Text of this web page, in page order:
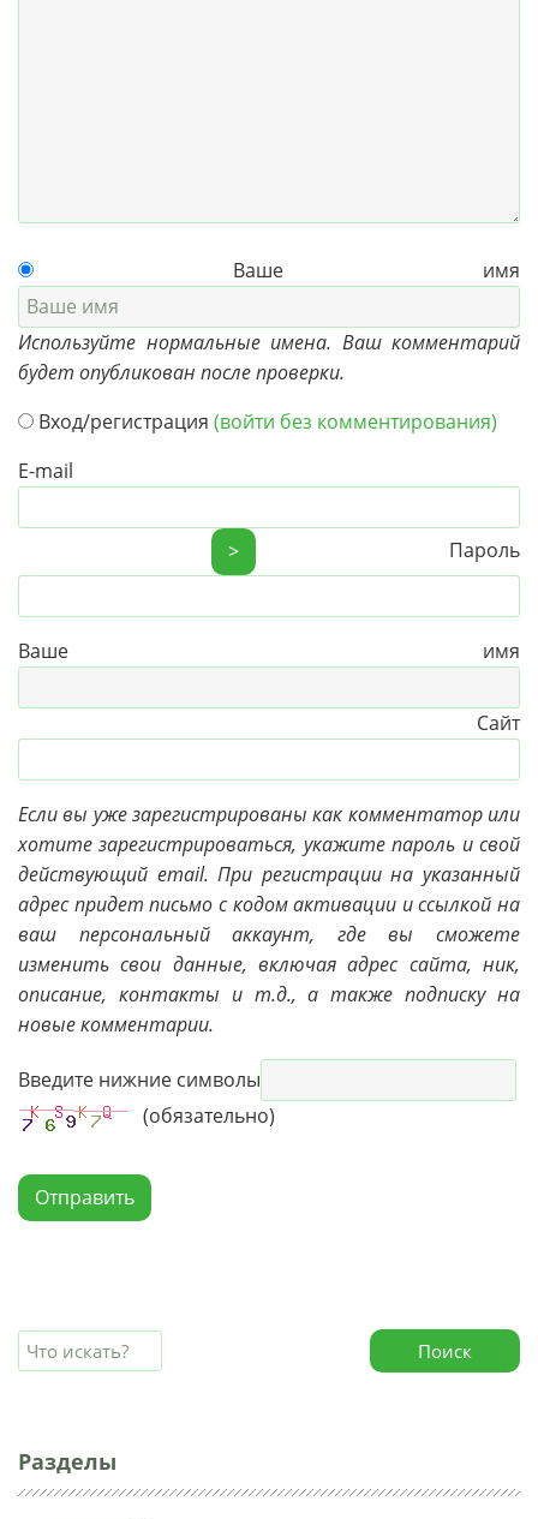
Ваше имя
Используйте нормальные имена. Ваш комментарий
будет опубликован после проверки.
Вход/регистрация (войти без комментирования)
E-mail
> Пароль
Ваше имя
Сайт
Если вы уже зарегистрированы как комментатор или
хотите зарегистрироваться, укажите пароль и свой
действующий email. При регистрации на указанный
адрес придет письмо с кодом активации и ссылкой на
ваш персональный аккаунт, где вы сможете
изменить свои данные, включая адрес сайта, ник,
описание, контакты и т.д., а также подписку на
новые комментарии.
Введите нижние символы
(обязательно)
Отправить
Поиск
Разделы